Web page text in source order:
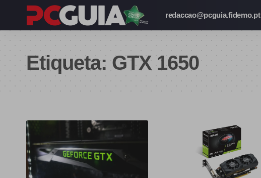
redaccao@pcguia.fidemo.pt
Etiqueta: GTX 1650